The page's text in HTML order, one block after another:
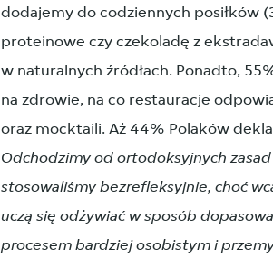
dodajemy do codziennych posiłków
proteinowe czy czekoladę z
w naturalnych źródłach. Ponadto,
na zdrowie, na co restauracje
oraz mocktaili. Aż 44% Polaków
Odchodzimy od ortodoksyjnych
stosowaliśmy bezrefleksyjnie, choć
uczą się odżywiać w sposób
procesem bardziej osobistym i